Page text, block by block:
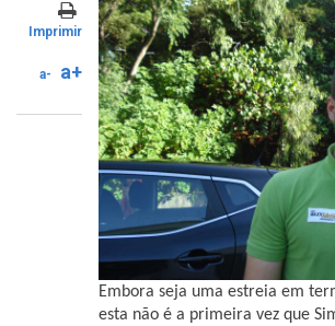
Imprimir
a- a+
Embora seja uma estreia em
esta não é a primeira vez que